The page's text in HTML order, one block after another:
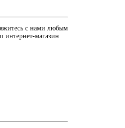
с нами любым
интернет-магазин